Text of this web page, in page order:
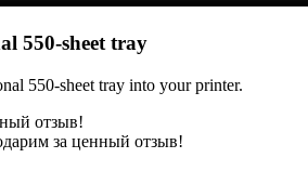
550‑sheet tray
550-sheet tray into your printer.
отзыв!
за ценный отзыв!